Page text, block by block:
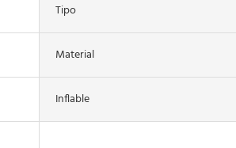
Tipo
Material
Inflable